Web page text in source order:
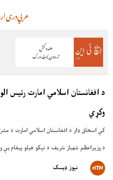
دریعربي
د افغانستان اسلامي امارت رئيس
وکړي
کې اسحاق ډار د افغانستان اسلامي امارت د
د وزیراعظم شهباز شريف د نېکو هيلو پيغام يې
نېوز ډیسک